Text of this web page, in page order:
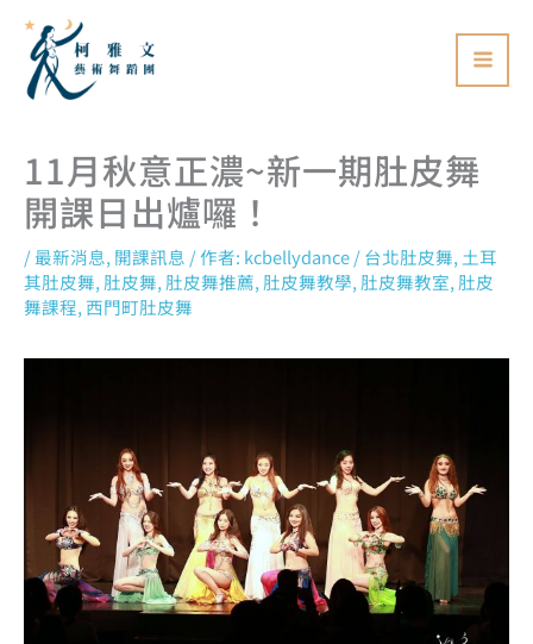
11月秋意正濃~新一期肚皮舞
開課日出爐囉！
/最新消息, 開課訊息 / 作者: kcbellydance/台北肚皮舞, 土耳
其肚皮舞, 肚皮舞, 肚皮舞推薦, 肚皮舞教學, 肚皮舞教室, 肚皮
舞課程, 西門町肚皮舞